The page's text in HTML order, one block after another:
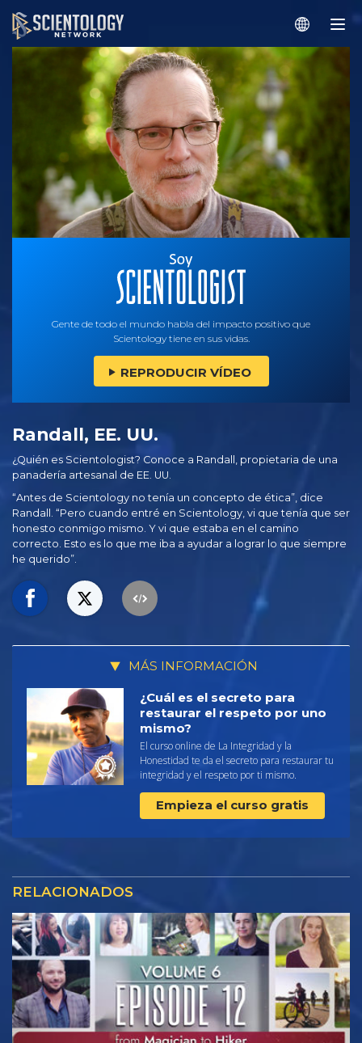
Gente de todo el mundo habla del impacto positivo que
Scientology tiene en sus vidas.
REPRODUCIR VÍDEO
Randall, EE. UU.
¿Quién es Scientologist? Conoce a Randall, propietaria de una
panadería artesanal de EE. UU.
“Antes de Scientology no tenía un concepto de ética”, dice
Randall. “Pero cuando entré en Scientology, vi que tenía que ser
honesto conmigo mismo. Y vi que estaba en el camino
correcto. Esto es lo que me iba a ayudar a lograr lo que siempre
he querido”.
MÁS INFORMACIÓN
¿Cuál es el secreto para
restaurar el respeto por uno
mismo?
El curso online de La Integridad y la
Honestidad te da el secreto para restaurar tu
integridad y el respeto por ti mismo.
Empieza el curso gratis
RELACIONADOS